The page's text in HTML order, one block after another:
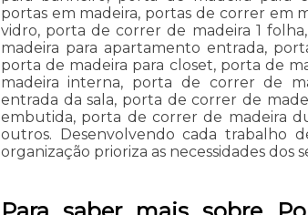
portas em madeira, portas de correr em
vidro, porta de correr de madeira 1
madeira para apartamento entrada,
porta de madeira para closet, porta de
madeira interna, porta de correr de
entrada da sala, porta de correr de
embutida, porta de correr de madeira
outros. Desenvolvendo cada trabalho
organização prioriza as necessidades dos